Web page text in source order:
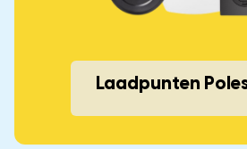
Laadpunten